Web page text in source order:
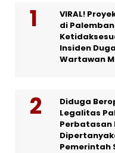
VIRAL!
di
Insiden
Wartawan
Diduga
Legalitas
Perbatasan
Pemerintah